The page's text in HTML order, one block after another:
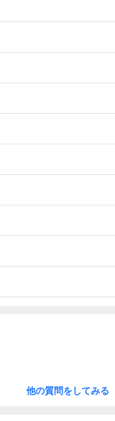
他の質問をしてみる